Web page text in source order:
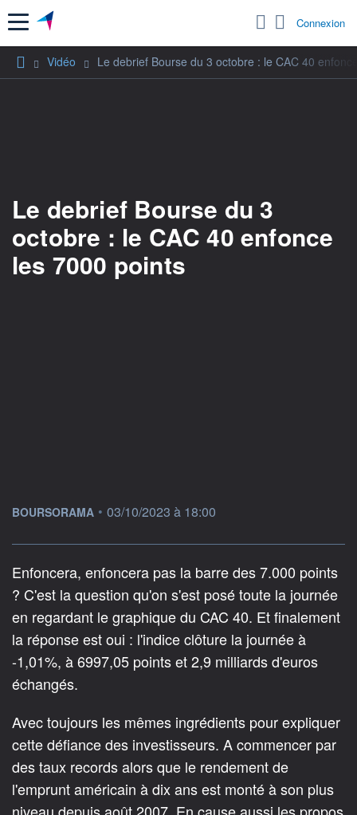
Menu Connexion
Vidéo Le debrief Bourse du 3 octobre : le CAC 40
Le debrief Bourse du 3
octobre : le CAC 40 enfonce
les 7000 points
information fournie par
BOURSORAMA • 03/10/2023 à 18:00
Enfoncera, enfoncera pas la barre des 7.000 points
? C'est la question qu'on s'est posé toute la journée
en regardant le graphique du CAC 40. Et finalement
la réponse est oui : l'indice clôture la journée à
-1,01%, à 6997,05 points et 2,9 milliards d'euros
échangés.
Avec toujours les mêmes ingrédients pour expliquer
cette défiance des investisseurs. A commencer par
des taux records alors que le rendement de
l'emprunt américain à dix ans est monté à son plus